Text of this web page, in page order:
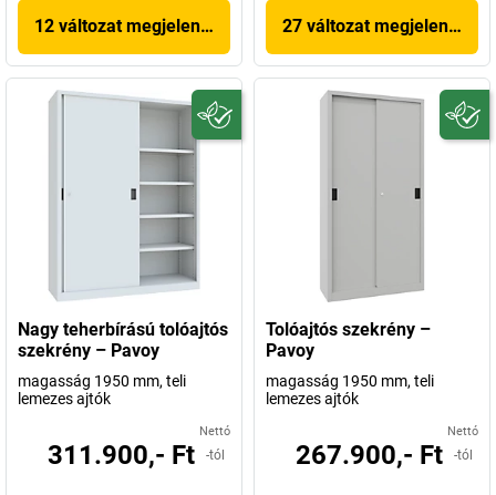
12 változat megjelenítése 27 változat megjelenítése
Nagy teherbírású tolóajtós
szekrény – Pavoy
magasság 1950 mm, teli
lemezes ajtók
Nettó
311.900,- Ft -tól
Tolóajtós szekrény –
Pavoy
magasság 1950 mm, teli
lemezes ajtók
Nettó
267.900,- Ft -tól